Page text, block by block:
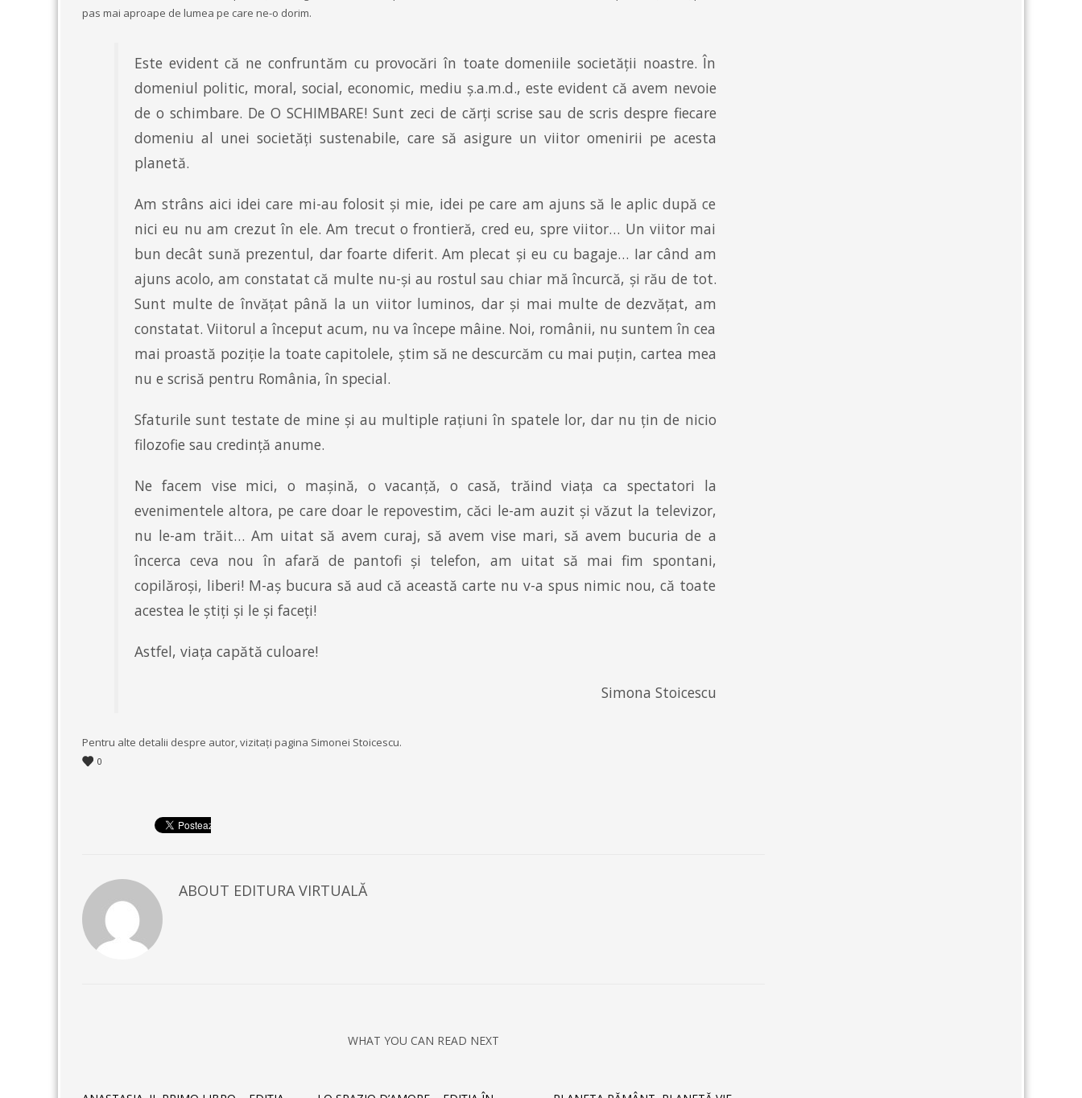
pas mai aproape de lumea pe care ne-o dorim.
Este evident că ne confruntăm cu provocări în toate domeniile societății noastre. În
domeniul politic, moral, social, economic, mediu ș.a.m.d., este evident că avem nevoie
de o schimbare. De O SCHIMBARE! Sunt zeci de cărți scrise sau de scris despre fiecare
domeniu al unei societăți sustenabile, care să asigure un viitor omenirii pe acesta
planetă.
Am strâns aici idei care mi-au folosit și mie, idei pe care am ajuns să le aplic după ce
nici eu nu am crezut în ele. Am trecut o frontieră, cred eu, spre viitor… Un viitor mai
bun decât sună prezentul, dar foarte diferit. Am plecat și eu cu bagaje… Iar când am
ajuns acolo, am constatat că multe nu-și au rostul sau chiar mă încurcă, și rău de tot.
Sunt multe de învățat până la un viitor luminos, dar și mai multe de dezvățat, am
constatat. Viitorul a început acum, nu va începe mâine. Noi, românii, nu suntem în cea
mai proastă poziție la toate capitolele, știm să ne descurcăm cu mai puțin, cartea mea
nu e scrisă pentru România, în special.
Sfaturile sunt testate de mine și au multiple rațiuni în spatele lor, dar nu țin de nicio
filozofie sau credință anume.
Ne facem vise mici, o mașină, o vacanță, o casă, trăind viața ca spectatori la
evenimentele altora, pe care doar le repovestim, căci le-am auzit și văzut la televizor,
nu le-am trăit… Am uitat să avem curaj, să avem vise mari, să avem bucuria de a
încerca ceva nou în afară de pantofi și telefon, am uitat să mai fim spontani,
copilăroși, liberi! M-aș bucura să aud că această carte nu v-a spus nimic nou, că toate
acestea le știți și le și faceți!
Astfel, viața capătă culoare!
Simona Stoicescu
Pentru alte detalii despre autor, vizitaţi pagina Simonei Stoicescu.
0
ABOUT EDITURA VIRTUALĂ
WHAT YOU CAN READ NEXT